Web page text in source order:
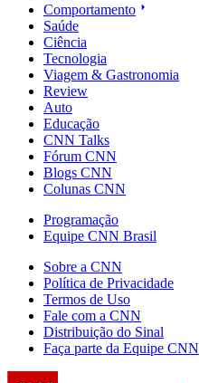
Comportamento
Saúde
Ciência
Tecnologia
Viagem & Gastronomia
Review
Auto
Educação
CNN Talks
Fórum CNN
Blogs CNN
Colunas CNN
Programação
Equipe CNN Brasil
Sobre a CNN
Política de Privacidade
Termos de Uso
Fale com a CNN
Distribuição do Sinal
Faça parte da Equipe CNN